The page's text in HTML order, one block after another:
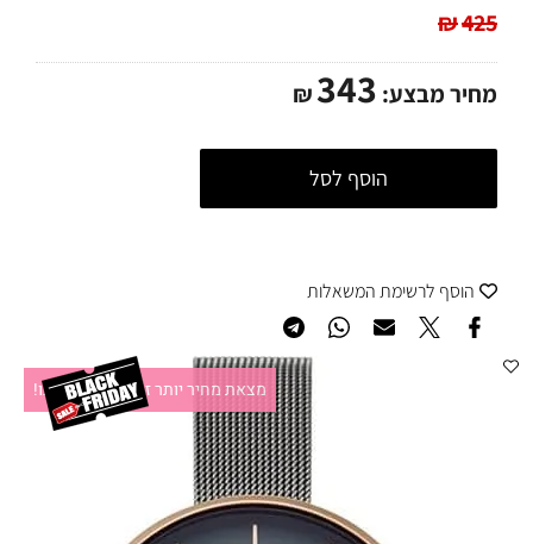
מצאת מחיר יותר זול?תקשרו אלינו!
₪425
מחיר מבצע: ₪343
הוסף לסל
הוסף לרשימת המשאלות